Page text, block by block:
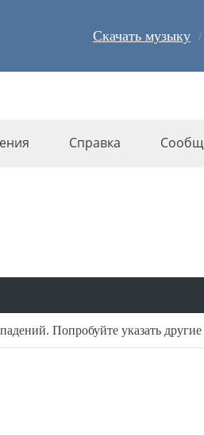
Скачать музыку
Справка
Попробуйте указать